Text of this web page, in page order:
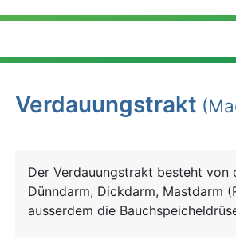
Verdauungstrakt
Der Verdauungstrakt besteht von
Dünndarm, Dickdarm, Mastdarm
ausserdem die